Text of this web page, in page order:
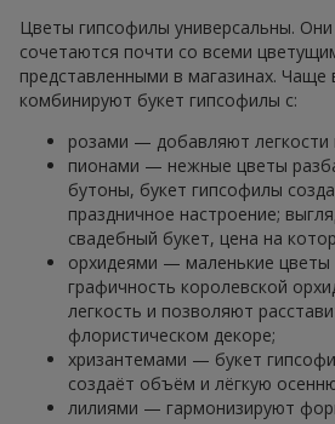
Цветы гипсофилы универсальны. Они
сочетаются почти со всеми
представленными в магазинах. Чаще
комбинируют букет гипсофилы с:
розами — добавляют легкости
пионами — нежные цветы
бутоны, букет гипсофилы
праздничное настроение;
свадебный букет, цена на
орхидеями — маленькие цветы
графичность королевской
легкость и позволяют
флористическом декоре;
хризантемами — букет
создаёт объём и лёгкую
лилиями — гармонизируют